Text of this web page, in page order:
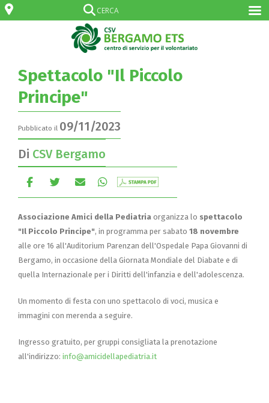
Spettacolo "Il Piccolo
Principe"
Pubblicato il 09/11/2023
Di CSV Bergamo
Associazione Amici della Pediatria organizza lo spettacolo
"Il Piccolo Principe", in programma per sabato 18 novembre
alle ore 16 all'Auditorium Parenzan dell'Ospedale Papa Giovanni di
Bergamo, in occasione della Giornata Mondiale del Diabate e di
quella Internazionale per i Diritti dell'infanzia e dell'adolescenza.
Un momento di festa con uno spettacolo di voci, musica e
immagini con merenda a seguire.
Ingresso gratuito, per gruppi consigliata la prenotazione
all'indirizzo: info@amicidellapediatria.it